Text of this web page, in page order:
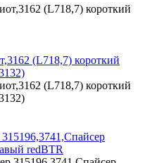
(L718,7) короткий
redBTR